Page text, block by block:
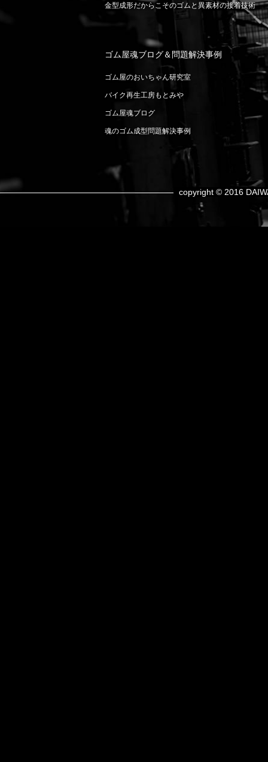
金型成形だからこそのゴムと異素材の接着技術
ゴム屋魂ブログ＆問題解決事例
ゴム屋のおいちゃん研究室
バイク再生工房もとみや
ゴム屋魂ブログ
魂のゴム成型問題解決事例
copyright © 2016